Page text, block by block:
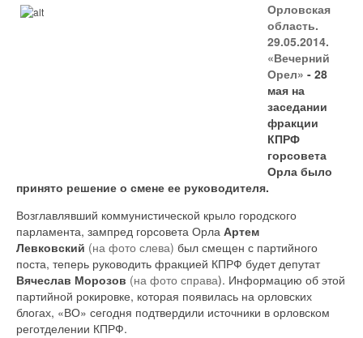
Орловская
область.
29.05.2014.
«Вечерний
Орел» - 28
мая на
заседании
фракции
КПРФ
горсовета
Орла было
принято решение о смене ее руководителя.
Возглавлявший коммунистической крыло городского
парламента, зампред горсовета Орла Артем
Левковский (на фото слева) был смещен с партийного
поста, теперь руководить фракцией КПРФ будет депутат
Вячеслав Морозов (на фото справа). Информацию об этой
партийной рокировке, которая появилась на орловских
блогах, «ВО» сегодня подтвердили источники в орловском
реготделении КПРФ.